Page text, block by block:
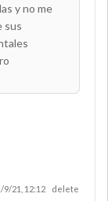
y no me
sus
9/21, 12:12 delete